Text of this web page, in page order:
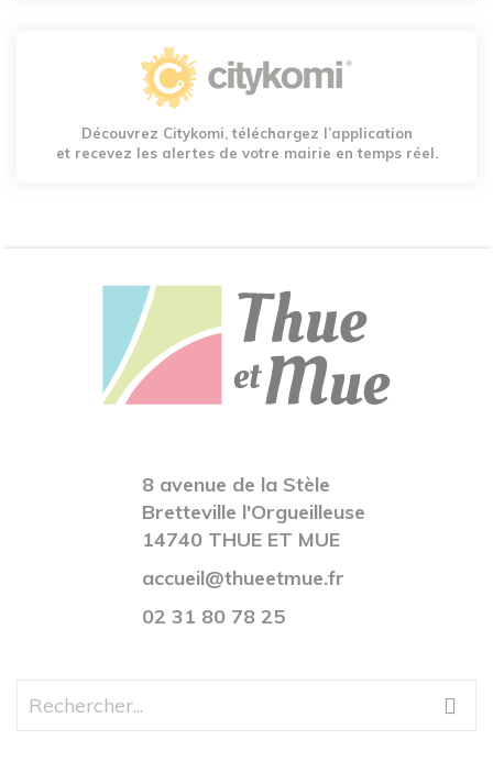
Découvrez Citykomi, téléchargez l’application
et recevez les alertes de votre mairie en temps réel.
8 avenue de la Stèle
Bretteville l'Orgueilleuse
14740 THUE ET MUE
accueil@thueetmue.fr
02 31 80 78 25